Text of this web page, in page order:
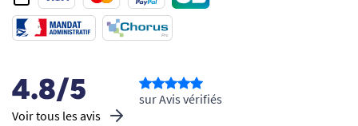
4.8/5
Voir tous les avis
sur Avis vérifiés